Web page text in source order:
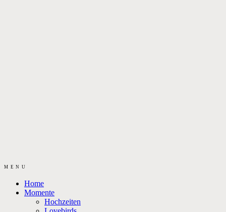
MENU
Home
Momente
Hochzeiten